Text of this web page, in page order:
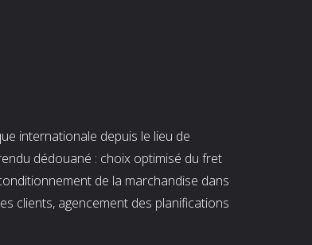
internationale depuis le lieu de
dédouané : choix optimisé du fret
de la marchandise dans
clients, agencement des planifications